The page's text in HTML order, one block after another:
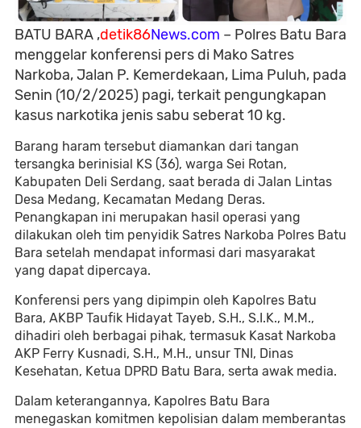
BATU BARA ,detik86News.com – Polres Batu Bara
menggelar konferensi pers di Mako Satres
Narkoba, Jalan P. Kemerdekaan, Lima Puluh, pada
Senin (10/2/2025) pagi, terkait pengungkapan
kasus narkotika jenis sabu seberat 10 kg.
Barang haram tersebut diamankan dari tangan
tersangka berinisial KS (36), warga Sei Rotan,
Kabupaten Deli Serdang, saat berada di Jalan Lintas
Desa Medang, Kecamatan Medang Deras.
Penangkapan ini merupakan hasil operasi yang
dilakukan oleh tim penyidik Satres Narkoba Polres Batu
Bara setelah mendapat informasi dari masyarakat
yang dapat dipercaya.
Konferensi pers yang dipimpin oleh Kapolres Batu
Bara, AKBP Taufik Hidayat Tayeb, S.H., S.I.K., M.M.,
dihadiri oleh berbagai pihak, termasuk Kasat Narkoba
AKP Ferry Kusnadi, S.H., M.H., unsur TNI, Dinas
Kesehatan, Ketua DPRD Batu Bara, serta awak media.
Dalam keterangannya, Kapolres Batu Bara
menegaskan komitmen kepolisian dalam memberantas